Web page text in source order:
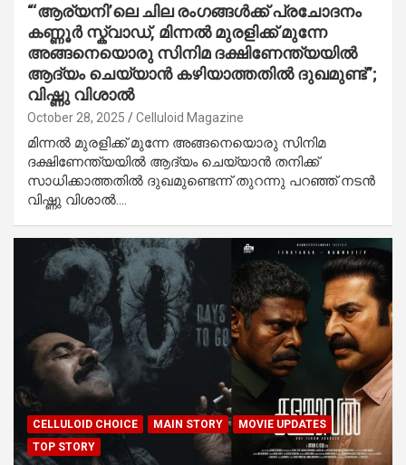
“‘ആര്യനി’ലെ ചില രംഗങ്ങൾക്ക് പ്രചോദനം
കണ്ണൂർ സ്ക്വാഡ്, മിന്നൽ മുരളിക്ക് മുന്നേ
അങ്ങനെയൊരു സിനിമ ദക്ഷിണേന്ത്യയിൽ
ആദ്യം ചെയ്യാൻ കഴിയാത്തതിൽ ദുഖമുണ്ട്”;
വിഷ്ണു വിശാൽ
October 28, 2025 Celluloid Magazine
മിന്നൽ മുരളിക്ക് മുന്നേ അങ്ങനെയൊരു സിനിമ
ദക്ഷിണേന്ത്യയിൽ ആദ്യം ചെയ്യാൻ തനിക്ക്
സാധിക്കാത്തതിൽ ദുഖമുണ്ടെന്ന് തുറന്നു പറഞ്ഞ് നടൻ
വിഷ്ണു വിശാൽ.…
CELLULOID CHOICE MAIN STORY
MOVIE UPDATES
TOP STORY